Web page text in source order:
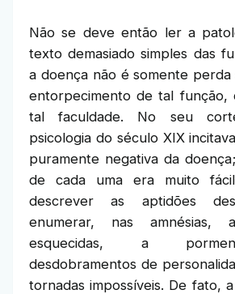
Não se deve então ler a
texto demasiado simples das
a doença não é somente perda
entorpecimento de tal função,
tal faculdade. No seu
psicologia do século XIX
puramente negativa da
de cada uma era muito
descrever as aptidões
enumerar, nas amnésias,
esquecidas, a
desdobramentos de
tornadas impossíveis. De fato,